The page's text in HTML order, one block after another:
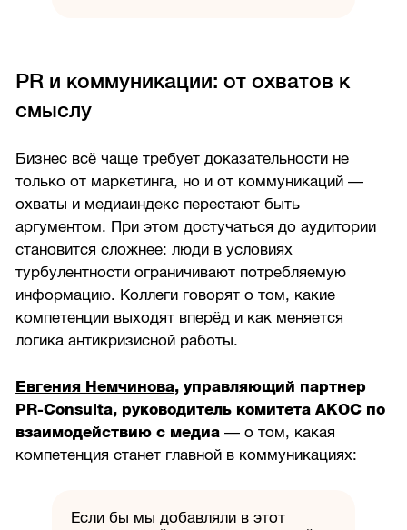
PR и коммуникации: от охватов к
смыслу
Бизнес всё чаще требует доказательности не
только от маркетинга, но и от коммуникаций —
охваты и медиаиндекс перестают быть
аргументом. При этом достучаться до аудитории
становится сложнее: люди в условиях
турбулентности ограничивают потребляемую
информацию. Коллеги говорят о том, какие
компетенции выходят вперёд и как меняется
логика антикризисной работы.
Евгения Немчинова, управляющий партнер
PR-Consulta, руководитель комитета АКОС по
взаимодействию с медиа — о том, какая
компетенция станет главной в коммуникациях:
Если бы мы добавляли в этот